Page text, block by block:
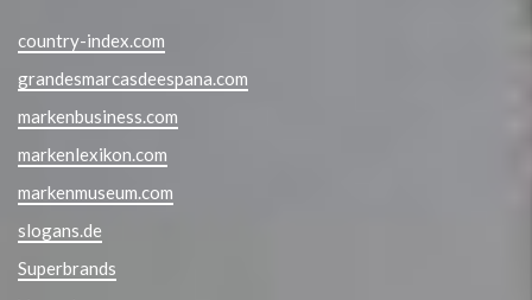
country-index.com
grandesmarcasdeespana.com
markenbusiness.com
markenlexikon.com
markenmuseum.com
slogans.de
Superbrands